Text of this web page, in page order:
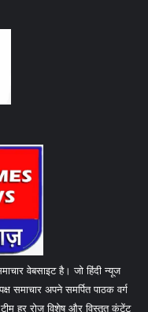
वेबसाइट है। जो हिंदी न्यूज
समाचार अपने समर्पित पाठक वर्ग
हर रोज विशेष और विस्तृत कंटेंट